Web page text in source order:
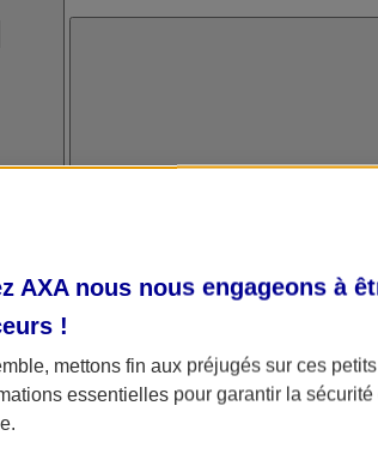
AXA nous nous engageons à
!
mettons fin aux préjugés sur ces
essentielles pour garantir la